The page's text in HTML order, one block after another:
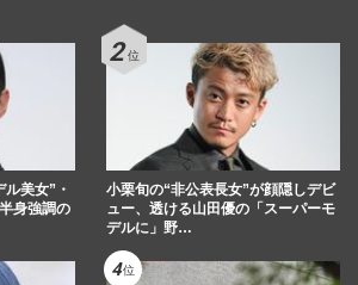
美女”・
身強調の
小栗旬の“非公表長女”が顔隠しデビ
ュー、透ける山田優の「スーパーモ
デルに」野…